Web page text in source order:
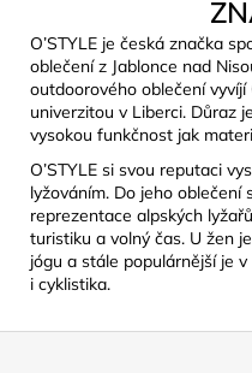
O’STYLE je česká značka
oblečení z Jablonce nad
outdoorového oblečení vyvíjí
univerzitou v Liberci. Důraz
vysokou funkčnost jak
O’STYLE si svou reputaci
lyžováním. Do jeho oblečení
reprezentace alpských
turistiku a volný čas. U žen
jógu a stále populárnější je
i cyklistika.